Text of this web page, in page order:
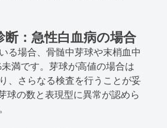
断：急性白血病の場合
る場合、骨髄中芽球や末梢血中
満です。芽球が高値の場合は
、さらなる検査を行うことが妥
球の数と表現型に異常が認めら